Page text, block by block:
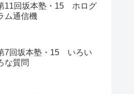
11回坂本塾・15 ホログ
ム通信機
7回坂本塾・15 いろい
な質問